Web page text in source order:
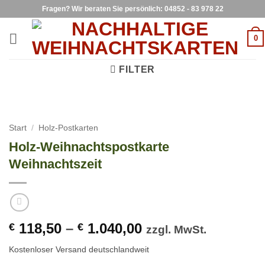
springen
Fragen? Wir beraten Sie persönlich: 04852 - 83 978 22
0
FILTER
Start / Holz-Postkarten
Holz-Weihnachtspostkarte
Weihnachtszeit
€ 118,50 – € 1.040,00 zzgl. MwSt.
Kostenloser Versand deutschlandweit